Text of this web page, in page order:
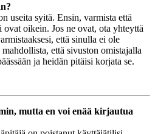
useita syitä. Ensin, varmista että
ovat oikein. Jos ne ovat, ota yhteyttä
että sinulla ei ole
että sivuston omistajalla
ja heidän pitäisi korjata se.
mutta en voi enää kirjautua